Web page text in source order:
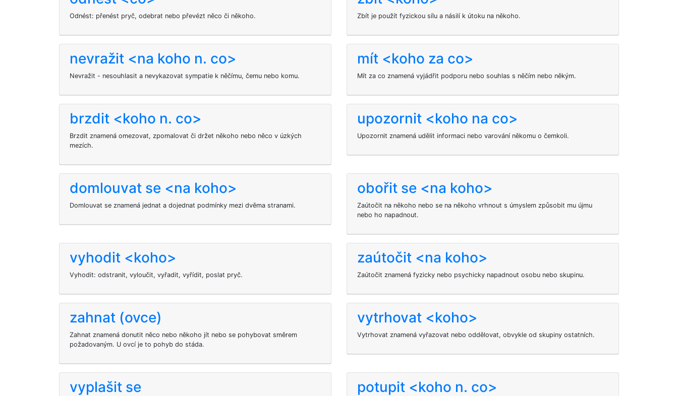
Odnést: přenést pryč, odebrat nebo převézt něco či někoho. Zbít je použít fyzickou sílu a násilí k útoku na někoho.
nevražit <na koho n. co>
Nevražit - nesouhlasit a nevykazovat sympatie k něčímu, čemu nebo komu.
mít <koho za co>
Mít za co znamená vyjádřit podporu nebo souhlas s něčím nebo někým.
brzdit <koho n. co>
Brzdit znamená omezovat, zpomalovat či držet někoho nebo něco v úzkých
mezích.
upozornit <koho na co>
Upozornit znamená udělit informaci nebo varování někomu o čemkoli.
domlouvat se <na koho>
Domlouvat se znamená jednat a dojednat podmínky mezi dvěma stranami.
obořit se <na koho>
Zaútočit na někoho nebo se na někoho vrhnout s úmyslem způsobit mu újmu
nebo ho napadnout.
vyhodit <koho>
Vyhodit: odstranit, vyloučit, vyřadit, vyřídit, poslat pryč.
zaútočit <na koho>
Zaútočit znamená fyzicky nebo psychicky napadnout osobu nebo skupinu.
zahnat (ovce)
Zahnat znamená donutit něco nebo někoho jít nebo se pohybovat směrem
požadovaným. U ovcí je to pohyb do stáda.
vytrhovat <koho>
Vytrhovat znamená vyřazovat nebo oddělovat, obvykle od skupiny ostatních.
vyplašit se potupit <koho n. co>